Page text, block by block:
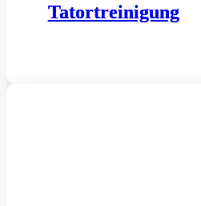
Tatortreinigung